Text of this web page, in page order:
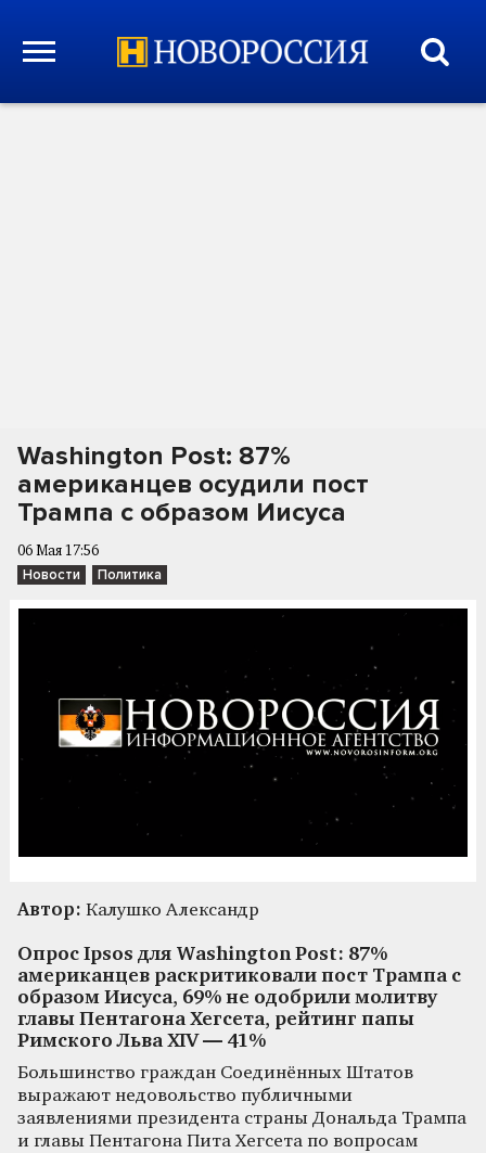
Washington Post: 87%
американцев осудили пост
Трампа с образом Иисуса
06 Мая 17:56
Новости Политика
Автор: Калушко Александр
Опрос Ipsos для Washington Post: 87%
американцев раскритиковали пост Трампа с
образом Иисуса, 69% не одобрили молитву
главы Пентагона Хегсета, рейтинг папы
Римского Льва XIV — 41%
Большинство граждан Соединённых Штатов
выражают недовольство публичными
заявлениями президента страны Дональда Трампа
и главы Пентагона Пита Хегсета по вопросам